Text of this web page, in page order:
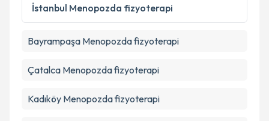
İstanbul Menopozda fizyoterapi
Bayrampaşa Menopozda fizyoterapi
Çatalca Menopozda fizyoterapi
Kadıköy Menopozda fizyoterapi